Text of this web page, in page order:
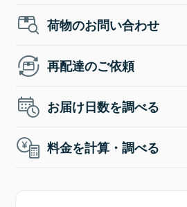
荷物のお問い合わせ
再配達のご依頼
お届け日数を調べる
料金を計算・調べる